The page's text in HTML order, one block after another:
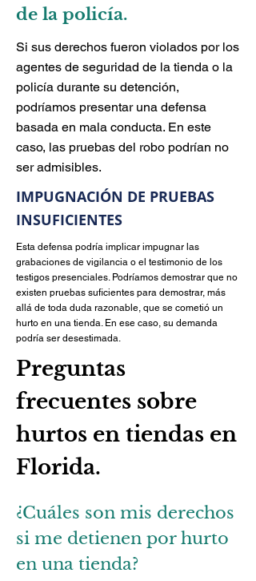
de la policía.
Si sus derechos fueron violados por los
agentes de seguridad de la tienda o la
policía durante su detención,
podríamos presentar una defensa
basada en mala conducta. En este
caso, las pruebas del robo podrían no
ser admisibles.
IMPUGNACIÓN DE PRUEBAS
INSUFICIENTES
Esta defensa podría implicar impugnar las
grabaciones de vigilancia o el testimonio de los
testigos presenciales. Podríamos demostrar que no
existen pruebas suficientes para demostrar, más
allá de toda duda razonable, que se cometió un
hurto en una tienda. En ese caso, su demanda
podría ser desestimada.
Preguntas
frecuentes sobre
hurtos en tiendas en
Florida.
¿Cuáles son mis derechos
si me detienen por hurto
en una tienda?